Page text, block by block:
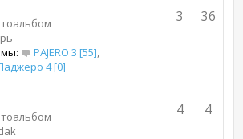
PAJERO 3 [55],
4 [0]
36
3
4
4